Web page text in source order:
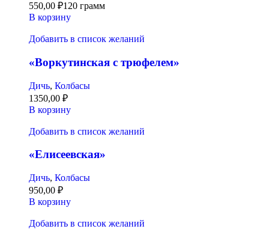
550,00 ₽120 грамм
В корзину
Добавить в список желаний
«Воркутинская с трюфелем»
Дичь, Колбасы
1350,00 ₽
В корзину
Добавить в список желаний
«Елисеевская»
Дичь, Колбасы
950,00 ₽
В корзину
Добавить в список желаний